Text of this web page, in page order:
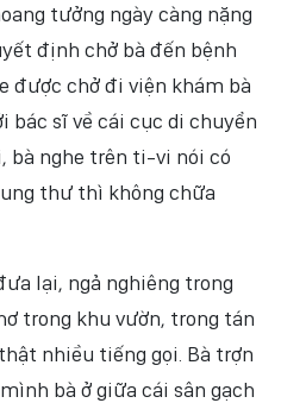
tưởng ngày càng nặng
định chở bà đến bệnh
được chở đi viện khám bà
bác sĩ về cái cục di chuyển
bà nghe trên ti-vi nói có
thư thì không chữa
lại, ngả nghiêng trong
trong khu vườn, trong tán
nhiều tiếng gọi. Bà trợn
bà ở giữa cái sân gạch